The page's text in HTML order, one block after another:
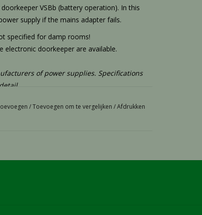
VSBb (battery operation). In this
supply if the mains adapter fails.
specified for damp rooms!
doorkeeper are available.
of power supplies. Specifications
/Toevoegen om te vergelijken /Afdrukken